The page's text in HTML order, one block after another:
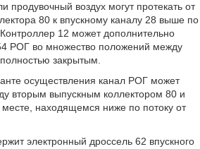
продувочный воздух могут протекать от
80 к впускному каналу 28 выше по
12 может дополнительно
РОГ во множество положений между
закрытым.
осуществления канал РОГ может
вторым выпускным коллектором 80 и
находящемся ниже по потоку от
электронный дроссель 62 впускного